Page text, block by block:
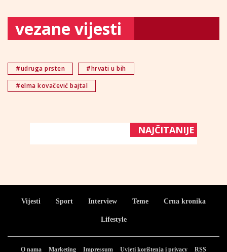
vezane vijesti
#udruga prsten
#hrvati u bih
#elma kovačević bajtal
NAJČITANIJE
Vijesti Sport Interview Teme Crna kronika
Lifestyle
O nama Marketing Impressum Uvjeti korištenja i privacy RSS